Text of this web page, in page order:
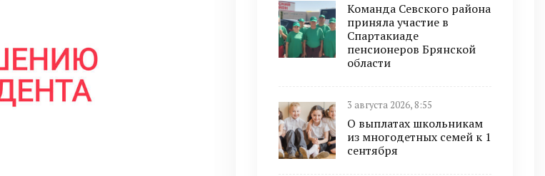
Команда Севского района
приняла участие в
Спартакиаде
пенсионеров Брянской
области
3 августа 2026, 8:55
О выплатах школьникам
из многодетных семей к 1
сентября